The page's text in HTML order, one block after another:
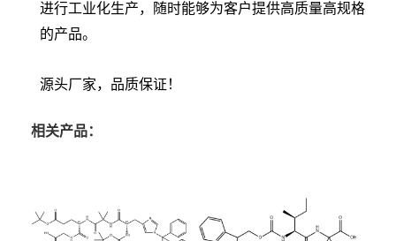
进行工业化生产，随时能够为客户提供高质量高规格
的产品。
源头厂家，品质保证！
相关产品：